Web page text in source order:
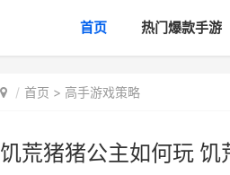
首页 热门爆款手游
首页 > 高手游戏策略
饥荒猪猪公主如何玩